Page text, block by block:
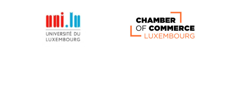
Lucas Papademos
Máire Geoghegan-Quinn